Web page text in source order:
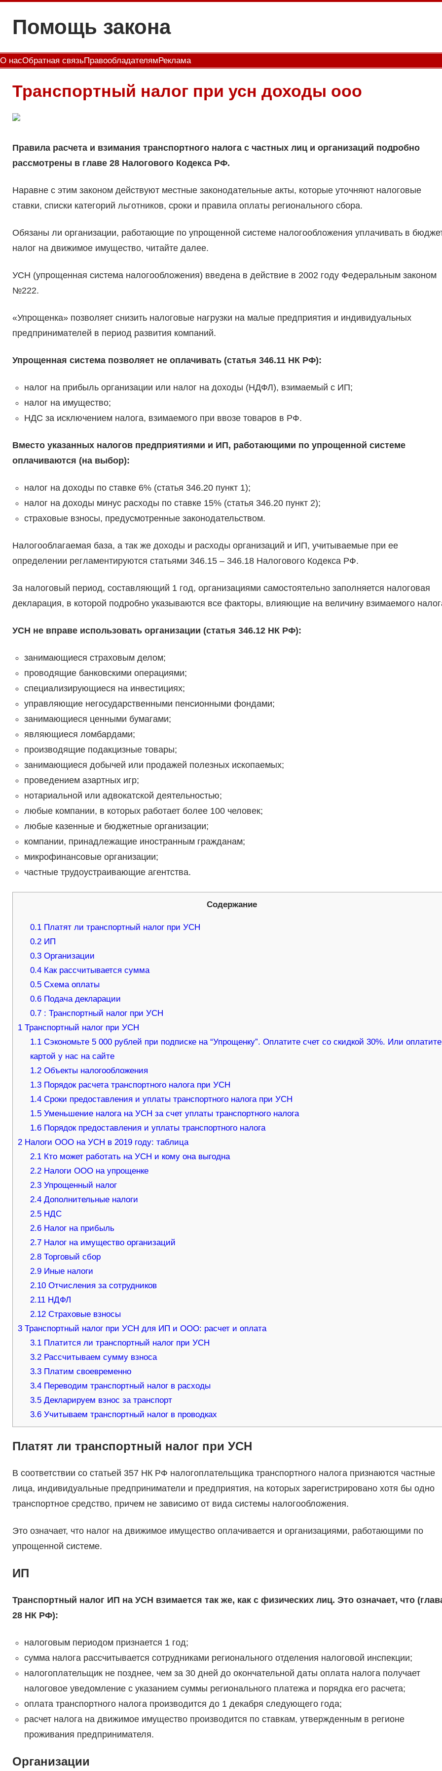
содержимому
Помощь закона
О насОбратная связьПравообладателямРеклама
Транспортный налог при усн доходы ооо
Правила расчета и взимания транспортного налога с частных лиц и организаций подробно
рассмотрены в главе 28 Налогового Кодекса РФ.
Наравне с этим законом действуют местные законодательные акты, которые уточняют налоговые
ставки, списки категорий льготников, сроки и правила оплаты регионального сбора.
Обязаны ли организации, работающие по упрощенной системе налогообложения уплачивать в
налог на движимое имущество, читайте далее.
УСН (упрощенная система налогообложения) введена в действие в 2002 году Федеральным законом
№222.
«Упрощенка» позволяет снизить налоговые нагрузки на малые предприятия и индивидуальных
предпринимателей в период развития компаний.
Упрощенная система позволяет не оплачивать (статья 346.11 НК РФ):
налог на прибыль организации или налог на доходы (НДФЛ), взимаемый с ИП;
налог на имущество;
НДС за исключением налога, взимаемого при ввозе товаров в РФ.
Вместо указанных налогов предприятиями и ИП, работающими по упрощенной системе
оплачиваются (на выбор):
налог на доходы по ставке 6% (статья 346.20 пункт 1);
налог на доходы минус расходы по ставке 15% (статья 346.20 пункт 2);
страховые взносы, предусмотренные законодательством.
Налогооблагаемая база, а так же доходы и расходы организаций и ИП, учитываемые при ее
определении регламентируются статьями 346.15 – 346.18 Налогового Кодекса РФ.
За налоговый период, составляющий 1 год, организациями самостоятельно заполняется налоговая
декларация, в которой подробно указываются все факторы, влияющие на величину взимаемого
УСН не вправе использовать организации (статья 346.12 НК РФ):
занимающиеся страховым делом;
проводящие банковскими операциями;
специализирующиеся на инвестициях;
управляющие негосударственными пенсионными фондами;
занимающиеся ценными бумагами;
являющиеся ломбардами;
производящие подакцизные товары;
занимающиеся добычей или продажей полезных ископаемых;
проведением азартных игр;
нотариальной или адвокатской деятельностью;
любые компании, в которых работает более 100 человек;
любые казенные и бюджетные организации;
компании, принадлежащие иностранным гражданам;
микрофинансовые организации;
частные трудоустраивающие агентства.
Содержание
0.1 Платят ли транспортный налог при УСН
0.2 ИП
0.3 Организации
0.4 Как рассчитывается сумма
0.5 Схема оплаты
0.6 Подача декларации
0.7 : Транспортный налог при УСН
1Транспортный налог при УСН
1.1 Сэкономьте 5 000 рублей при подписке на “Упрощенку”. Оплатите счет со скидкой 30%. Или оплатите
картой у нас на сайте
1.2 Объекты налогообложения
1.3 Порядок расчета транспортного налога при УСН
1.4 Сроки предоставления и уплаты транспортного налога при УСН
1.5 Уменьшение налога на УСН за счет уплаты транспортного налога
1.6 Порядок предоставления и уплаты транспортного налога
2Налоги ООО на УСН в 2019 году: таблица
2.1 Кто может работать на УСН и кому она выгодна
2.2 Налоги ООО на упрощенке
2.3 Упрощенный налог
2.4 Дополнительные налоги
2.5 НДС
2.6 Налог на прибыль
2.7 Налог на имущество организаций
2.8 Торговый сбор
2.9 Иные налоги
2.10 Отчисления за сотрудников
2.11 НДФЛ
2.12 Страховые взносы
3Транспортный налог при УСН для ИП и ООО: расчет и оплата
3.1 Платится ли транспортный налог при УСН
3.2 Рассчитываем сумму взноса
3.3 Платим своевременно
3.4 Переводим транспортный налог в расходы
3.5 Декларируем взнос за транспорт
3.6 Учитываем транспортный налог в проводках
Платят ли транспортный налог при УСН
В соответствии со статьей 357 НК РФ налогоплательщика транспортного налога признаются частные
лица, индивидуальные предприниматели и предприятия, на которых зарегистрировано хотя бы одно
транспортное средство, причем не зависимо от вида системы налогообложения.
Это означает, что налог на движимое имущество оплачивается и организациями, работающими по
упрощенной системе.
ИП
Транспортный налог ИП на УСН взимается так же, как с физических лиц. Это означает, что
28 НК РФ):
налоговым периодом признается 1 год;
сумма налога рассчитывается сотрудниками регионального отделения налоговой инспекции;
налогоплательщик не позднее, чем за 30 дней до окончательной даты оплата налога получает
налоговое уведомление с указанием суммы регионального платежа и порядка его расчета;
оплата транспортного налога производится до 1 декабря следующего года;
расчет налога на движимое имущество производится по ставкам, утвержденным в регионе
проживания предпринимателя.
Организации